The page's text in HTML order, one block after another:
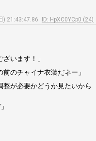
) 21:43:47.86
ID: HpXC0YCp0 (24)
います！」
のチャイナ衣装だネー」
が必要かどうか見たいから